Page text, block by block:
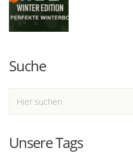
Suche
Unsere Tags